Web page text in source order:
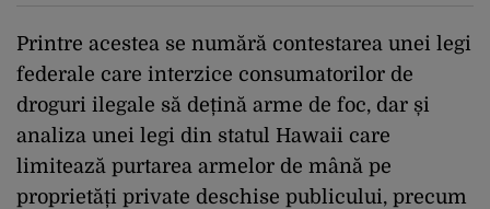
Printre acestea se numără contestarea unei legi
federale care interzice consumatorilor de
droguri ilegale să dețină arme de foc, dar și
analiza unei legi din statul Hawaii care
limitează purtarea armelor de mână pe
proprietăți private deschise publicului, precum